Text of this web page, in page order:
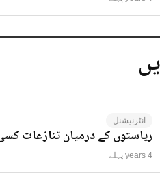
انٹرنیشنل
ریاستوں کے درمیان تنازعات
4 years پہلے